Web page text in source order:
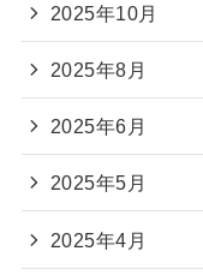
2025年10月
2025年8月
2025年6月
2025年5月
2025年4月